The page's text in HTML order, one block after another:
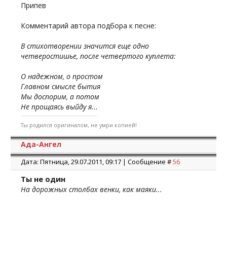
Припев
Комментарий автора подбора к песне:
В стихотворении значится еще одно
четверостишье, после четвертого куплета:
О надежном, о простом
Главном смысле бытия
Мы доспорим, а потом
Не прощаясь выйду я...
Ты родился оригиналом, не умри копией!
Ада-Ангел
Дата: Пятница, 29.07.2011, 09:17 | Сообщение #56
Ты не один
На дорожных столбах венки, как маяки...